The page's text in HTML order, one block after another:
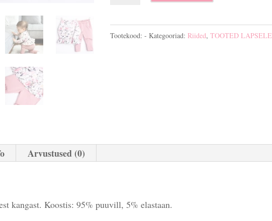
Tootekood:- Kategooriad:Riided,TOOTED LAPSELE
Arvustused (0)
kangast. Koostis: 95% puuvill, 5% elastaan.